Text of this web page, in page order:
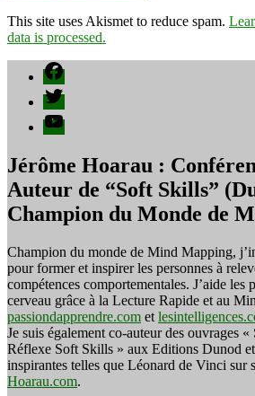
This site uses Akismet to reduce spam.
data is processed.
Facebook
Twitter
YouTube
Jérôme Hoarau :
Auteur de “Soft Skills”
Champion du Monde de
Champion du monde de Mind Mapping,
pour former et inspirer les personnes à
compétences comportementales. J’aide les
cerveau grâce à la Lecture Rapide et au
passiondapprendre.com et
Je suis également co-auteur des ouvrages
Réflexe Soft Skills » aux Editions Dunod
inspirantes telles que Léonard de Vinci sur
Hoarau.com.